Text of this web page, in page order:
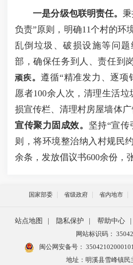
一是分级包联明责任。
负责”原则，明确11个村的环
乱倒垃圾、破损设施等问
部，确保任务到人、责任到
顽疾。遵循“精准发力、逐项
愿者100余人次，清理生活
损宣传栏、清理村房屋墙体广
宣传聚力 固成效。 坚持“宣传
则，将环境整治纳入村规民
余条，发放倡议书600余份，
国家部委 省级政府 省内地市
站点地图 隐私保护 帮助中心
网站标识码：
闽公网安备号：
地址：明溪县雪峰镇民